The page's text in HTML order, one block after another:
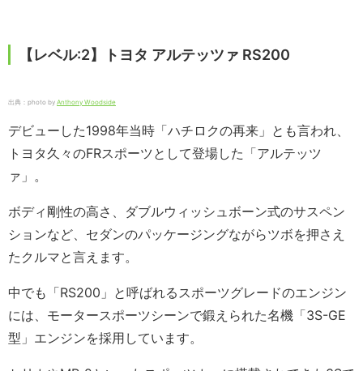
【レベル:2】トヨタ アルテッツァ RS200
出典：photo by Anthony Woodside
デビューした1998年当時「ハチロクの再来」とも言われ、
トヨタ久々のFRスポーツとして登場した「アルテッツ
ァ」。
ボディ剛性の高さ、ダブルウィッシュボーン式のサスペン
ションなど、セダンのパッケージングながらツボを押さえ
たクルマと言えます。
中でも「RS200」と呼ばれるスポーツグレードのエンジン
には、モータースポーツシーンで鍛えられた名機「3S-GE
型」エンジンを採用しています。